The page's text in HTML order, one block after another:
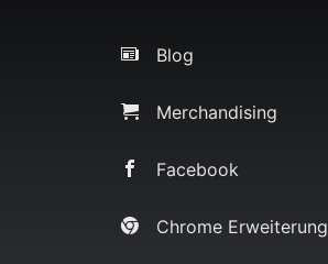
Blog
Merchandising
Facebook
Chrome Erweiterung